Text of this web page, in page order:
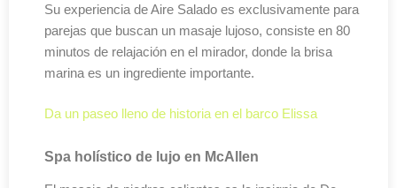
Su experiencia de Aire Salado es exclusivamente para
parejas que buscan un masaje lujoso, consiste en 80
minutos de relajación en el mirador, donde la brisa
marina es un ingrediente importante.
Da un paseo lleno de historia en el barco Elissa
Spa holístico de lujo en McAllen